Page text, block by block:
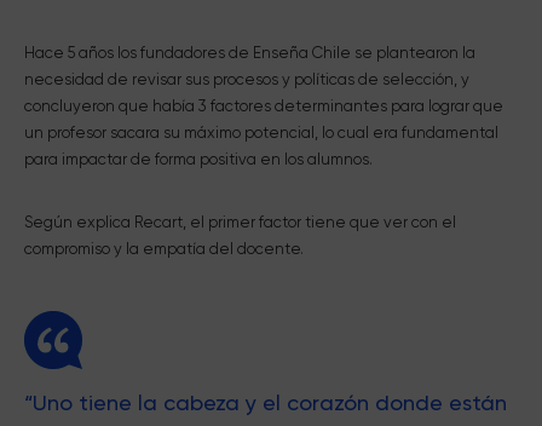
Hace 5 años los fundadores de Enseña Chile se plantearon la
necesidad de revisar sus procesos y políticas de selección, y
concluyeron que había 3 factores determinantes para lograr que
un profesor sacara su máximo potencial, lo cual era fundamental
para impactar de forma positiva en los alumnos.
Según explica Recart, el primer factor tiene que ver con el
compromiso y la empatía del docente.
“Uno tiene la cabeza y el corazón donde están